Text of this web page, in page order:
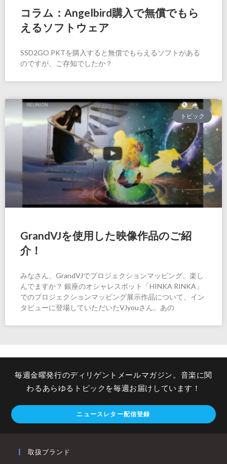
コラム：Angelbird購入で無償でもら
えるソフトウェア
SSD2GO PKTを購入すると無償でもらえるソフトがある
のですが、ご存知でしたか？
トピック
GrandVJを使用した映像作品のご紹
介！
みなさん、GrandVJでプロジェクションマッピング、楽し
んでますか？ 銀座のオシャレスポット「HINKA RINKA」
でのプロジェクションマッピング展示作品について、イン
タビューに登場していただいたVJyouさん。あの
毎週金曜発行のディリゲントメールマガジン。音楽に関
わるあらゆるトピックを毎週お届けしています！
ニュースレター配信登録
取扱ブランド